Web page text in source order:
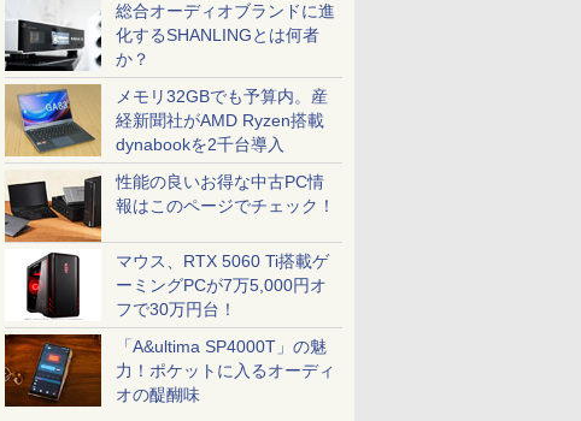
総合オーディオブランドに進
化するSHANLINGとは何者
か？
メモリ32GBでも予算内。産
経新聞社がAMD Ryzen搭載
dynabookを2千台導入
性能の良いお得な中古PC情
報はこのページでチェック！
マウス、RTX 5060 Ti搭載ゲ
ーミングPCが7万5,000円オ
フで30万円台！
「A&ultima SP4000T」の魅
力！ポケットに入るオーディ
オの醍醐味